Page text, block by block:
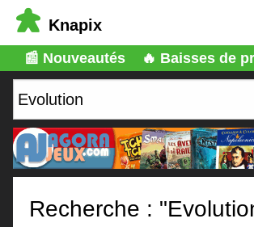
Knapix
📰 Nouveautés 🔥 Baisses de
Recherche :